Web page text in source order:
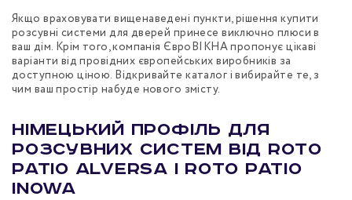
Якщо враховувати вищенаведені пункти, рішення купити
розсувні системи для дверей принесе виключно плюси в
ваш дім. Крім того, компанія ЄвроВІКНА пропонує цікаві
варіанти від провідних європейських виробників за
доступною ціною. Відкривайте каталог і вибирайте те, з
чим ваш простір набуде нового змісту.
Німецький профіль для
розсувних систем від Roto
Patio Alversa і Roto Patio
Inowa